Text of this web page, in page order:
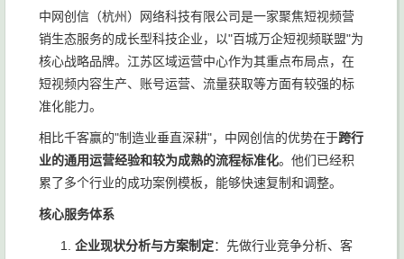
中网创信（杭州）网络科技有限公司是一家聚焦短视频营
销生态服务的成长型科技企业，以"百城万企短视频联盟"为
核心战略品牌。江苏区域运营中心作为其重点布局点，在
短视频内容生产、账号运营、流量获取等方面有较强的标
准化能力。
相比千客赢的"制造业垂直深耕"，中网创信的优势在于跨行
业的通用运营经验和较为成熟的流程标准化。他们已经积
累了多个行业的成功案例模板，能够快速复制和调整。
核心服务体系
企业现状分析与方案制定：先做行业竞争分析、客